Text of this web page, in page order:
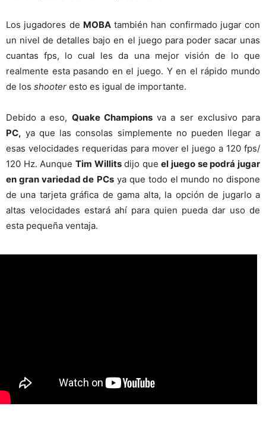
Los jugadores de MOBAtambién han confirmado jugar con
un nivel de detalles bajo en el juego para poder sacar unas
cuantas fps, lo cual les da una mejor visión de lo que
realmente esta pasando en el juego. Y en el rápido mundo
de los shooter esto es igual de importante.
Debido a eso, Quake Championsva a ser exclusivo para
PC, ya que las consolas simplemente no pueden llegar a
esas velocidades requeridas para mover el juego a 120 fps/
120 Hz. Aunque Tim Willitsdijo queel juego se podrá jugar
en gran variedad de PCs ya que todo el mundo no dispone
de una tarjeta gráfica de gama alta, la opción de jugarlo a
altas velocidades estará ahí para quien pueda dar uso de
esta pequeña ventaja.